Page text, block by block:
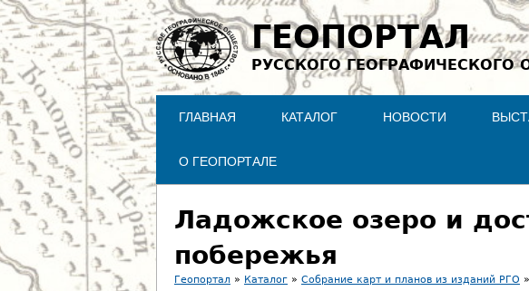
ГЕОПОРТАЛ
РУССКОГО ГЕОГРАФИЧЕСКОГО
ГЛАВНАЯ КАТАЛОГ НОВОСТИ
О ГЕОПОРТАЛЕ
Ладожское озеро и
побережья
Геопортал » Каталог » Собрание карт и планов из изданий РГО »